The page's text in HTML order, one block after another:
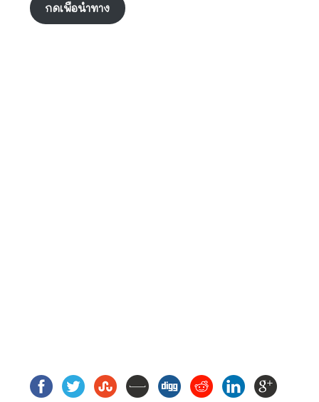
กดเพื่อนำทาง